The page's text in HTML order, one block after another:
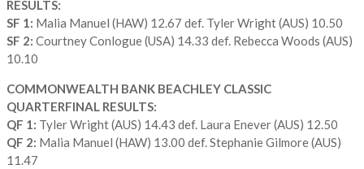
RESULTS:
SF 1: Malia Manuel (HAW) 12.67 def. Tyler Wright (AUS) 10.50
SF 2: Courtney Conlogue (USA) 14.33 def. Rebecca Woods (AUS)
10.10
COMMONWEALTH BANK BEACHLEY CLASSIC
QUARTERFINAL RESULTS:
QF 1: Tyler Wright (AUS) 14.43 def. Laura Enever (AUS) 12.50
QF 2: Malia Manuel (HAW) 13.00 def. Stephanie Gilmore (AUS)
11.47